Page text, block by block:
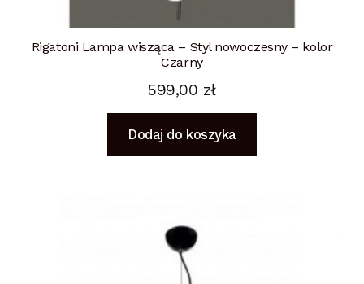
Rigatoni Lampa wisząca – Styl nowoczesny – kolor
Czarny
599,00 zł
Dodaj do koszyka